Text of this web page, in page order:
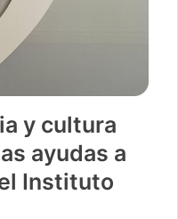
y cultura
ayudas a
Instituto